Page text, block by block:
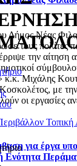
Δήμος Νέας
τους πολίτες
την αίτηση
κ.κ. Μιχάλης
με
οι εργασίες
Τοπική
για έργα
Ενότητα